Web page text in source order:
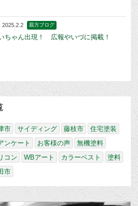
2025.2.2 親方ブログ
ちゃん出現！ 広報やいづに掲載！
市 サイディング 藤枝市
住宅塗装
ンケート お客様の声
無機塗料
コン WBアート カラーベスト
塗料
市